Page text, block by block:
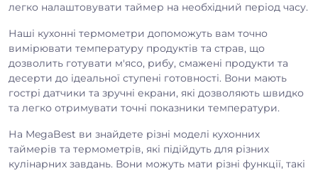
легко налаштовувати таймер на необхідний період часу.
Наші кухонні термометри допоможуть вам точно
вимірювати температуру продуктів та страв, що
дозволить готувати м'ясо, рибу, смажені продукти та
десерти до ідеальної ступені готовності. Вони мають
гострі датчики та зручні екрани, які дозволяють швидко
та легко отримувати точні показники температури.
На MegaBest ви знайдете різні моделі кухонних
таймерів та термометрів, які підійдуть для різних
кулінарних завдань. Вони можуть мати різні функції, такі